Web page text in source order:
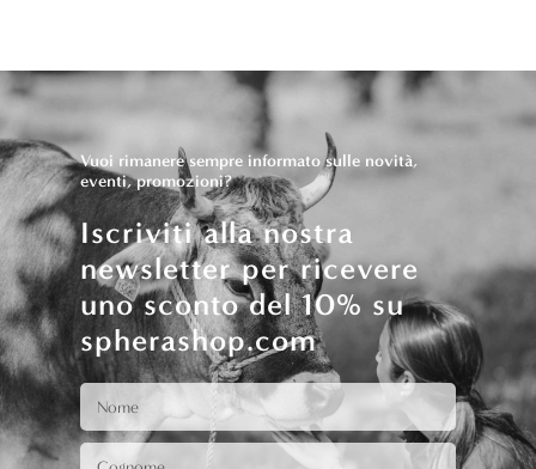
Vuoi rimanere sempre informato sulle novità,
eventi, promozioni?
Iscriviti alla nostra
newsletter per ricevere
uno sconto del 10% su
spherashop.com